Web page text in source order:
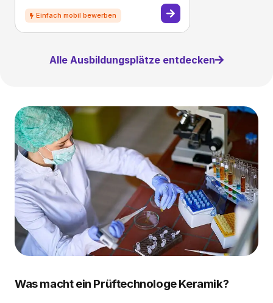
Alle Ausbildungsplätze entdecken
Was macht ein Prüftechnologe Keramik?